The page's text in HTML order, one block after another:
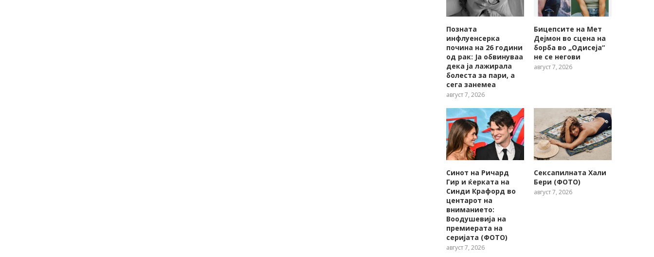
Позната
инфлуенсерка
почина на 26 години
од рак: Ја обвинуваа
дека ја лажирала
болеста за пари, а
сега занемеа
август 7, 2026
Бицепсите на Мет
Дејмон во сцена на
борба во „Одисеја“
не се негови
август 7, 2026
Синот на Ричард
Гир и ќерката на
Синди Крафорд во
центарот на
вниманието:
Воодушевија на
премиерата на
серијата (ФОТО)
август 7, 2026
Сексапилната Хали
Бери (ФОТО)
август 7, 2026